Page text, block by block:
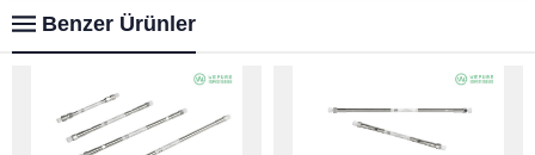
Benzer Ürünler